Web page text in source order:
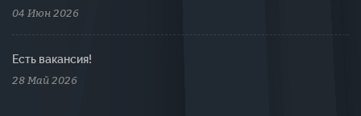
04 Июн 2026
Есть вакансия!
28 Май 2026